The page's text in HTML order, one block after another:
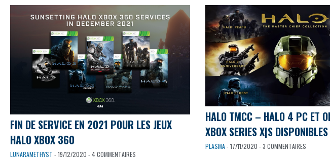
FIN DE SERVICE EN 2021 POUR LES JEUX
HALO XBOX 360
LUNARAMETHYST - 19/12/2020 - 4 COMMENTAIRES
HALO TMCC – HALO 4 PC ET
XBOX SERIES X|S DISPONIBLES
PLASMA- 17/11/2020 - 3 COMMENTAIRES